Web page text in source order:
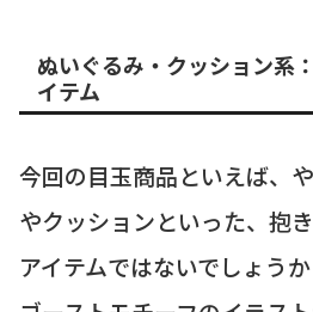
ぬいぐるみ・クッション系
イテム
今回の目玉商品といえば、
やクッションといった、抱
アイテムではないでしょうか